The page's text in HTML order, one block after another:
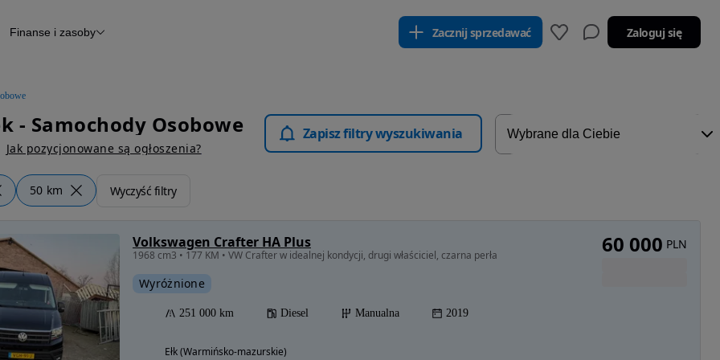
Otomoto News
Finanse i zasoby Zacznij sprzedawać Zaloguj się
- Samochody Osobowe
Jak pozycjonowane są ogłoszenia?
Zapisz filtry wyszukiwania
50 km Wyczyść filtry
Volkswagen Crafter HA Plus
1968 cm3 • 177 KM • VW Crafter w idealnej kondycji, drugi właściciel, czarna perła
Wyróżnione
251 000 km Diesel Manualna 2019
Ełk (Warmińsko-mazurskie)
60 000 PLN